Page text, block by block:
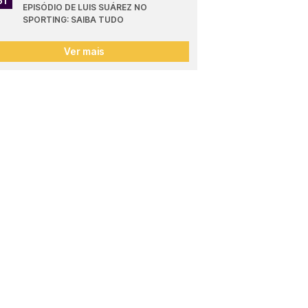
EPISÓDIO DE LUIS SUÁREZ NO
SPORTING: SAIBA TUDO
Ver mais